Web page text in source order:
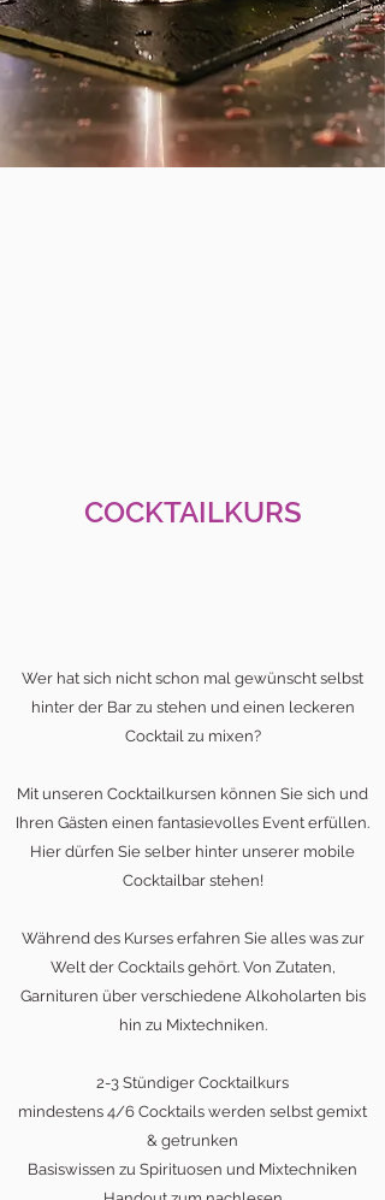
COCKTAILKURS
Wer hat sich nicht schon mal gewünscht selbst
hinter der Bar zu stehen und einen leckeren
Cocktail zu mixen?
Mit unseren Cocktailkursen können Sie sich und
Ihren Gästen einen fantasievolles Event erfüllen.
Hier dürfen Sie selber hinter unserer mobile
Cocktailbar stehen!
Während des Kurses erfahren Sie alles was zur
Welt der Cocktails gehört. Von Zutaten,
Garnituren über verschiedene Alkoholarten bis
hin zu Mixtechniken.
2-3 Stündiger Cocktailkurs
mindestens 4/6 Cocktails werden selbst gemixt
& getrunken
Basiswissen zu Spirituosen und Mixtechniken